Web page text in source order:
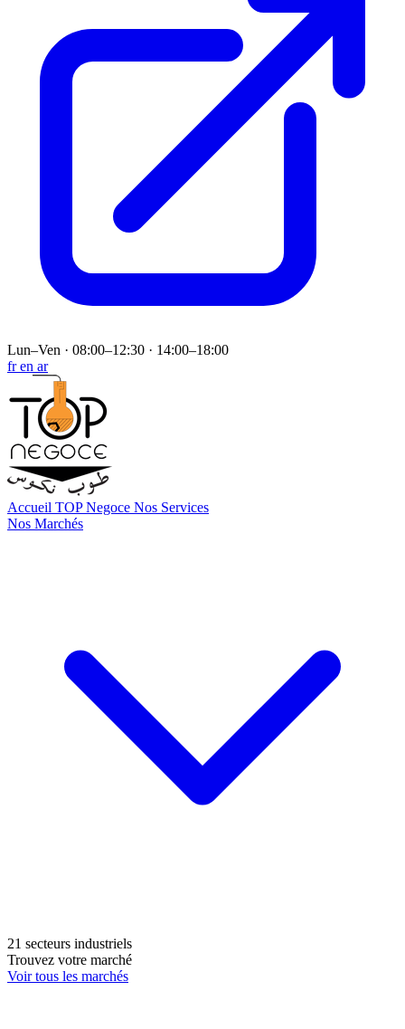
Lun–Ven · 08:00–12:30 · 14:00–18:00
fren ar
Accueil TOP Negoce Nos Services
Nos Marchés
21 secteurs industriels
Trouvez votre marché
Voir tous les marchés